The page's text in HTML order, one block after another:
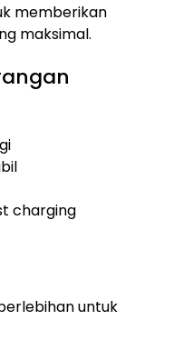
memberikan
maksimal.
charging
untuk